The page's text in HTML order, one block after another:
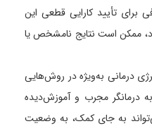
برای تأیید کارایی قطعی این
ممکن است نتایج نامشخص یا
درمانی به‌ویژه در روش‌هایی
به درمانگر مجرب و آموزش‌دیده
به جای کمک، به وضعیت